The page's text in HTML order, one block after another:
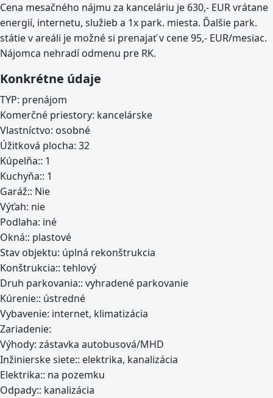
Cena mesačného nájmu za kanceláriu je 630,- EUR vrátane
energií, internetu, služieb a 1x park. miesta. Ďalšie park.
státie v areáli je možné si prenajať v cene 95,- EUR/mesiac.
Nájomca nehradí odmenu pre RK.
Konkrétne údaje
TYP: prenájom
Komerčné priestory: kancelárske
Vlastníctvo: osobné
Úžitková plocha: 32
Kúpelňa:: 1
Kuchyňa:: 1
Garáž:: Nie
Výťah: nie
Podlaha: iné
Okná:: plastové
Stav objektu: úplná rekonštrukcia
Konštrukcia:: tehlový
Druh parkovania:: vyhradené parkovanie
Kúrenie:: ústredné
Vybavenie: internet, klimatizácia
Zariadenie:
Výhody: zástavka autobusová/MHD
Inžinierske siete:: elektrika, kanalizácia
Elektrika:: na pozemku
Odpady:: kanalizácia